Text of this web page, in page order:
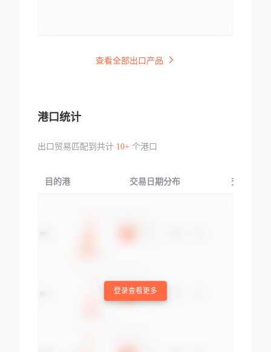
查看全部出口产品
港口统计
出口贸易匹配到共计 10+个港口
目的港 交易日期分布 交易产品
登录查看更多